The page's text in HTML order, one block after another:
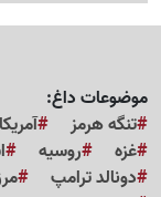
موضوعات داغ:
تنگه هرمز
آمریکا
غزه
روسیه
دونالد ترامپ